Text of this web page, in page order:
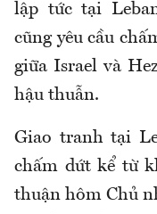
lập tức tại
cũng yêu cầu
giữa Israel và
hậu thuẫn.
Giao tranh tại
chấm dứt kể từ
thuận hôm Chủ